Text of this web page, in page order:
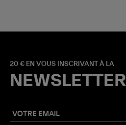
20 € EN VOUS INSCRIVANT À LA
NEWSLETTER